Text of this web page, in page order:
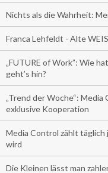
Nichts als die Wahrheit:
Franca Lehfeldt - Alte
„FUTURE of Work”: Wie
geht’s hin?
„Trend der Woche“:
exklusive Kooperation
Media Control zählt täglich
wird
Die Kleinen lässt man